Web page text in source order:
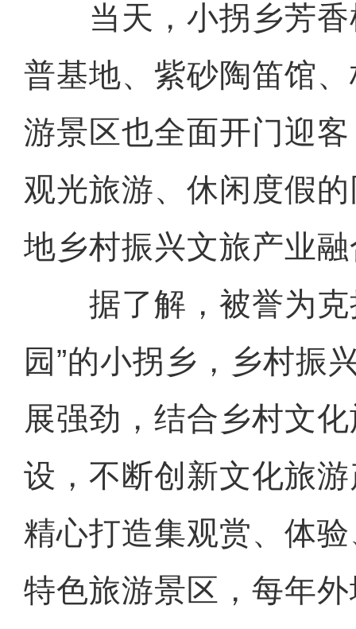
当天，小拐乡芳香
普基地、紫砂陶笛馆
游景区也全面开门迎
观光旅游、休闲度假
地乡村振兴文旅产业
据了解，被誉为克
园”的小拐乡，乡村振
展强劲，结合乡村文
设，不断创新文化旅
精心打造集观赏、体
特色旅游景区，每年